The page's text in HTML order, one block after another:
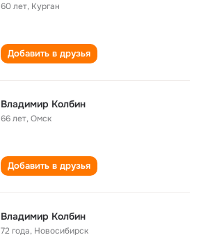
60 лет, Курган
Добавить в друзья
Владимир Колбин
66 лет,Омск
Добавить в друзья
Владимир Колбин
72 года, Новосибирск